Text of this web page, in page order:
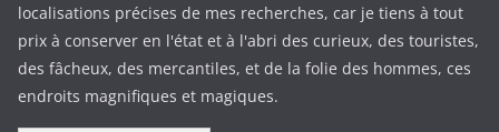
localisations précises de mes recherches, car je tiens à tout
prix à conserver en l'état et à l'abri des curieux, des touristes,
des fâcheux, des mercantiles, et de la folie des hommes, ces
endroits magnifiques et magiques.